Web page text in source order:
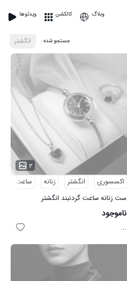
ویدئوها کالکشن وبلاگ
انگشتر : جستجو شده
گردنبند
۲
اکسسوری
انگشتر زنانه ساعت
ست زنانه ساعت گردنبند انگشتر
Heart_Red مدل 3984
ناموجود
...